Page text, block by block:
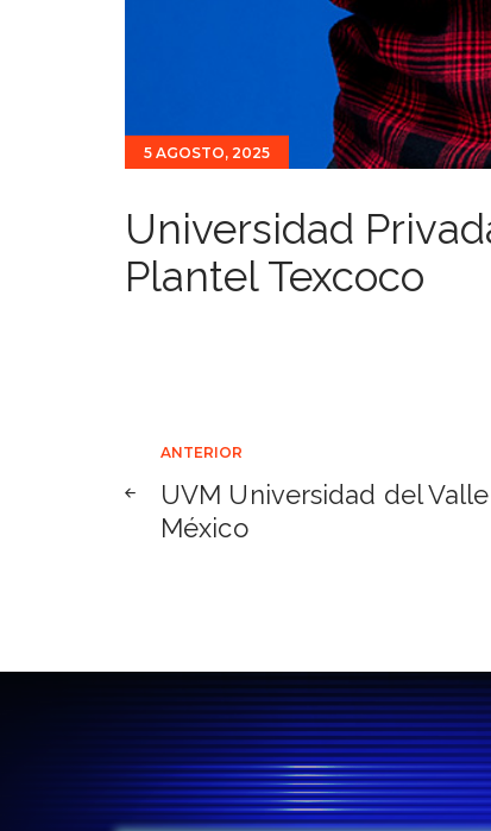
5 AGOSTO, 2025
Universidad
Plantel Texcoco
Navegación
de
ANTERIOR
UVM Universidad del
México